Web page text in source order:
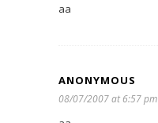
aa
ANONYMOUS
08/07/2007 at 6:57 pm